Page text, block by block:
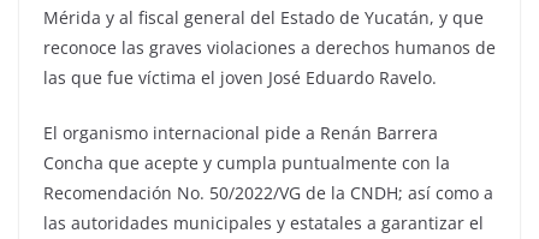
Mérida y al fiscal general del Estado de Yucatán, y que
reconoce las graves violaciones a derechos humanos de
las que fue víctima el joven José Eduardo Ravelo.
El organismo internacional pide a Renán Barrera
Concha que acepte y cumpla puntualmente con la
Recomendación No. 50/2022/VG de la CNDH; así como a
las autoridades municipales y estatales a garantizar el